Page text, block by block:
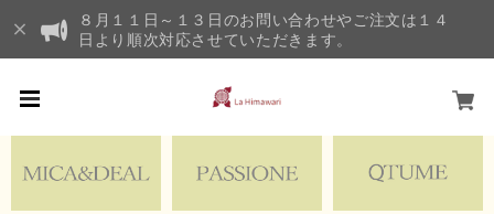
８月１１日～１３日のお問い合わせやご注文は１４
日より順次対応させていただきます。